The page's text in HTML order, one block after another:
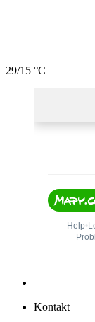
29/15 °C
Kontakt